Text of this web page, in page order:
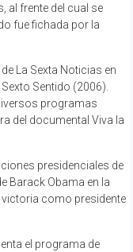
al frente del cual se
fue fichada por la
La Sexta Noticias en
Sentido (2006).
programas
del documental Viva la
presidenciales de
Barack Obama en la
como presidente
el programa de